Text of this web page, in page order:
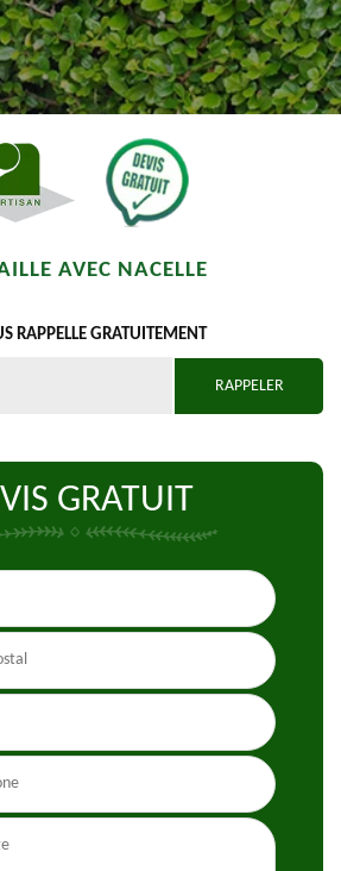
AVEC NACELLE
RAPPELLE GRATUITEMENT
GRATUIT